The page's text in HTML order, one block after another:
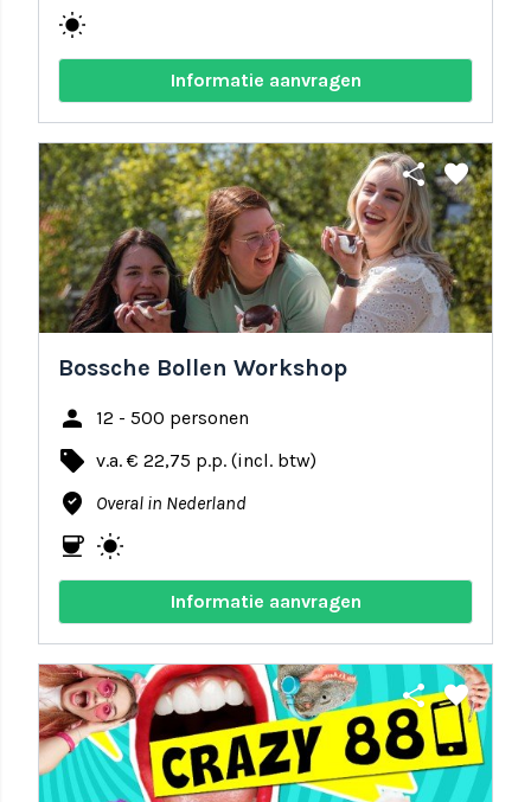
wb_sunny
Informatie aanvragen
share favorite
Bossche Bollen Workshop
person 12 - 500 personen
local_offer v.a. € 22,75 p.p. (incl. btw)
where_to_vote Overal in Nederland
coffee wb_sunny
Informatie aanvragen
share favorite